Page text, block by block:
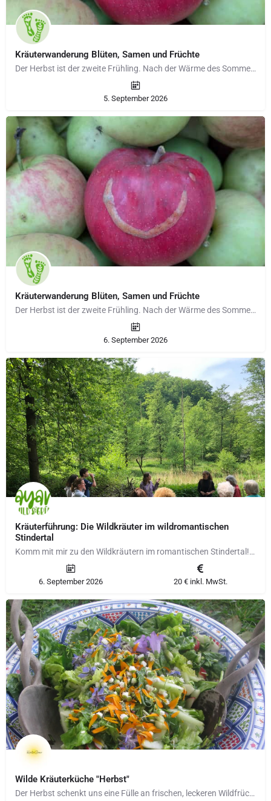
Kräuterwanderung Blüten, Samen und Früchte
Der Herbst ist der zweite Frühling. Nach der Wärme des Sommers finden wir die Natur in einer unglaublichen…
5. September 2026
Kräuterwanderung Blüten, Samen und Früchte
Der Herbst ist der zweite Frühling. Nach der Wärme des Sommers finden wir die Natur in einer unglaublichen…
6. September 2026
Kräuterführung: Die Wildkräuter im wildromantischen
Stindertal
Komm mit mir zu den Wildkräutern im romantischen Stindertal! Du wirst erstaunt sein über die Artenvielfalt…
6. September 2026 20 € inkl. MwSt.
Wilde Kräuterküche "Herbst"
Der Herbst schenkt uns eine Fülle an frischen, leckeren Wildfrüchten – und wir gehen gemeinsam auf…